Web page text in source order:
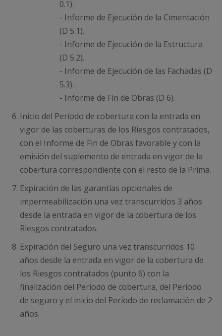
0.1).
- Informe de Ejecución de la Cimentación
(D 5.1).
- Informe de Ejecución de la Estructura
(D 5.2).
- Informe de Ejecución de las Fachadas (D
5.3).
- Informe de Fin de Obras (D 6).
Inicio del Período de cobertura con la entrada en
vigor de las coberturas de los Riesgos contratados,
con el Informe de Fin de Obras favorable y con la
emisión del suplemento de entrada en vigor de la
cobertura correspondiente con el resto de la Prima.
Expiración de las garantías opcionales de
impermeabilización una vez transcurridos 3 años
desde la entrada en vigor de la cobertura de los
Riesgos contratados.
Expiración del Seguro una vez transcurridos 10
años desde la entrada en vigor de la cobertura de
los Riesgos contratados (punto 6) con la
finalización del Período de cobertura, del Período
de seguro y el inicio del Período de reclamación de 2
años.